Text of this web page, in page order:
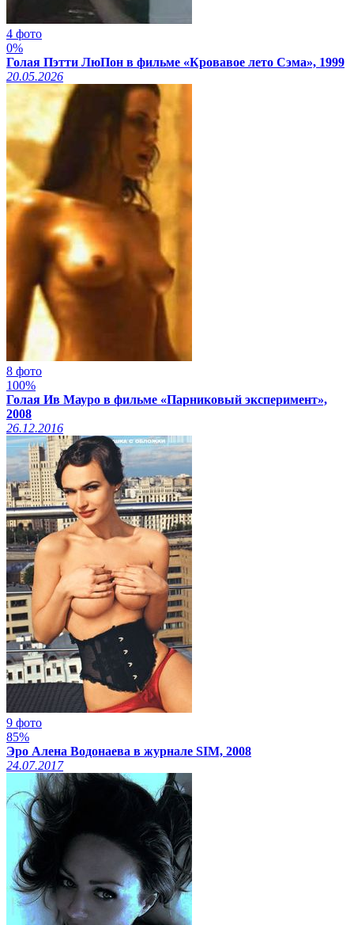
4 фото
0%
Голая Пэтти ЛюПон в фильме «Кровавое лето Сэма», 1999
20.05.2026
8 фото
100%
Голая Ив Мауро в фильме «Парниковый эксперимент»,
2008
26.12.2016
9 фото
85%
Эро Алена Водонаева в журнале SIM, 2008
24.07.2017